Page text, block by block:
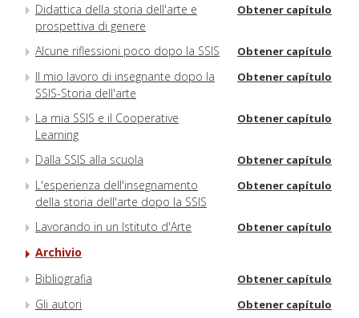
Didattica della storia dell'arte e
prospettiva di genere
Obtener capítulo
Alcune riflessioni poco dopo la SSIS Obtener capítulo
Il mio lavoro di insegnante dopo la
SSIS-Storia dell'arte
Obtener capítulo
La mia SSIS e il Cooperative
Learning
Obtener capítulo
Dalla SSIS alla scuola Obtener capítulo
L'esperienza dell'insegnamento
della storia dell'arte dopo la SSIS
Obtener capítulo
Lavorando in un Istituto d'Arte Obtener capítulo
Archivio
Bibliografia
Obtener capítulo
Gli autori Obtener capítulo